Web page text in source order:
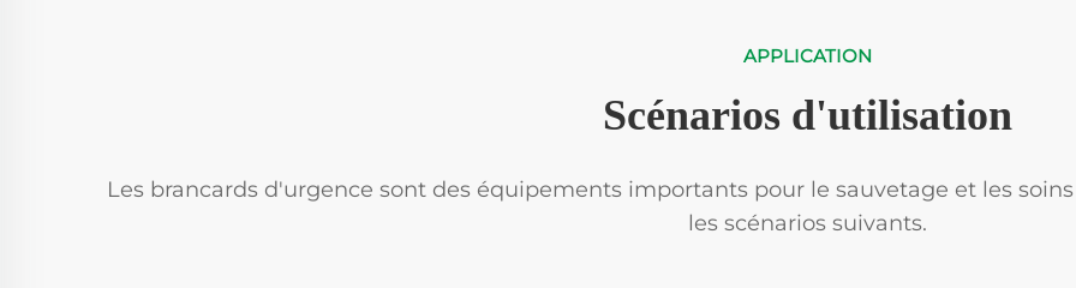
APPLICATION
Scénarios d'utilisation
Les brancards d'urgence sont des équipements importants pour le sauvetage et les
les scénarios suivants.